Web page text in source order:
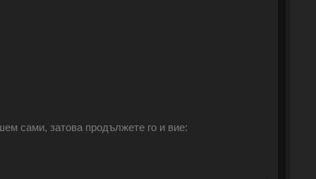
сами, затова продължете го и вие: